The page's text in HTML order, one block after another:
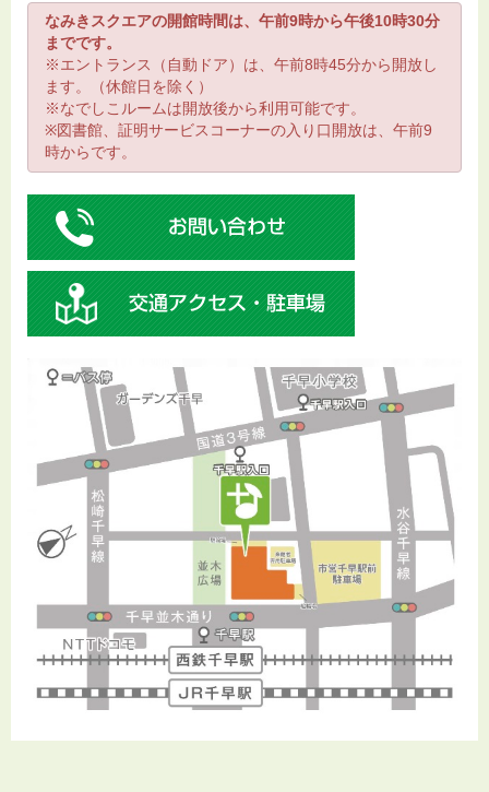
なみきスクエアの開館時間は、午前9時から午後10時30分
までです。
※エントランス（自動ドア）は、午前8時45分から開放し
ます。（休館日を除く）
※なでしこルームは開放後から利用可能です。
※図書館、証明サービスコーナーの入り口開放は、午前9
時からです。